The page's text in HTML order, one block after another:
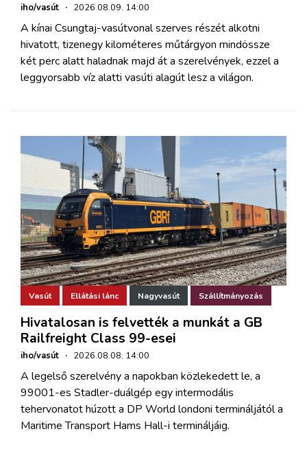
iho/vasút · 2026.08.09. 14:00
A kínai Csungtaj-vasútvonal szerves részét alkotni
hivatott, tizenegy kilométeres műtárgyon mindössze
két perc alatt haladnak majd át a szerelvények, ezzel a
leggyorsabb víz alatti vasúti alagút lesz a világon.
Vasút Ellátási lánc Nagyvasút Szállítmányozás
Hivatalosan is felvették a munkát a GB
Railfreight Class 99-esei
iho/vasút · 2026.08.08. 14:00
A legelső szerelvény a napokban közlekedett le, a
99001-es Stadler-duálgép egy intermodális
tehervonatot húzott a DP World londoni termináljától a
Maritime Transport Hams Hall-i termináljáig.